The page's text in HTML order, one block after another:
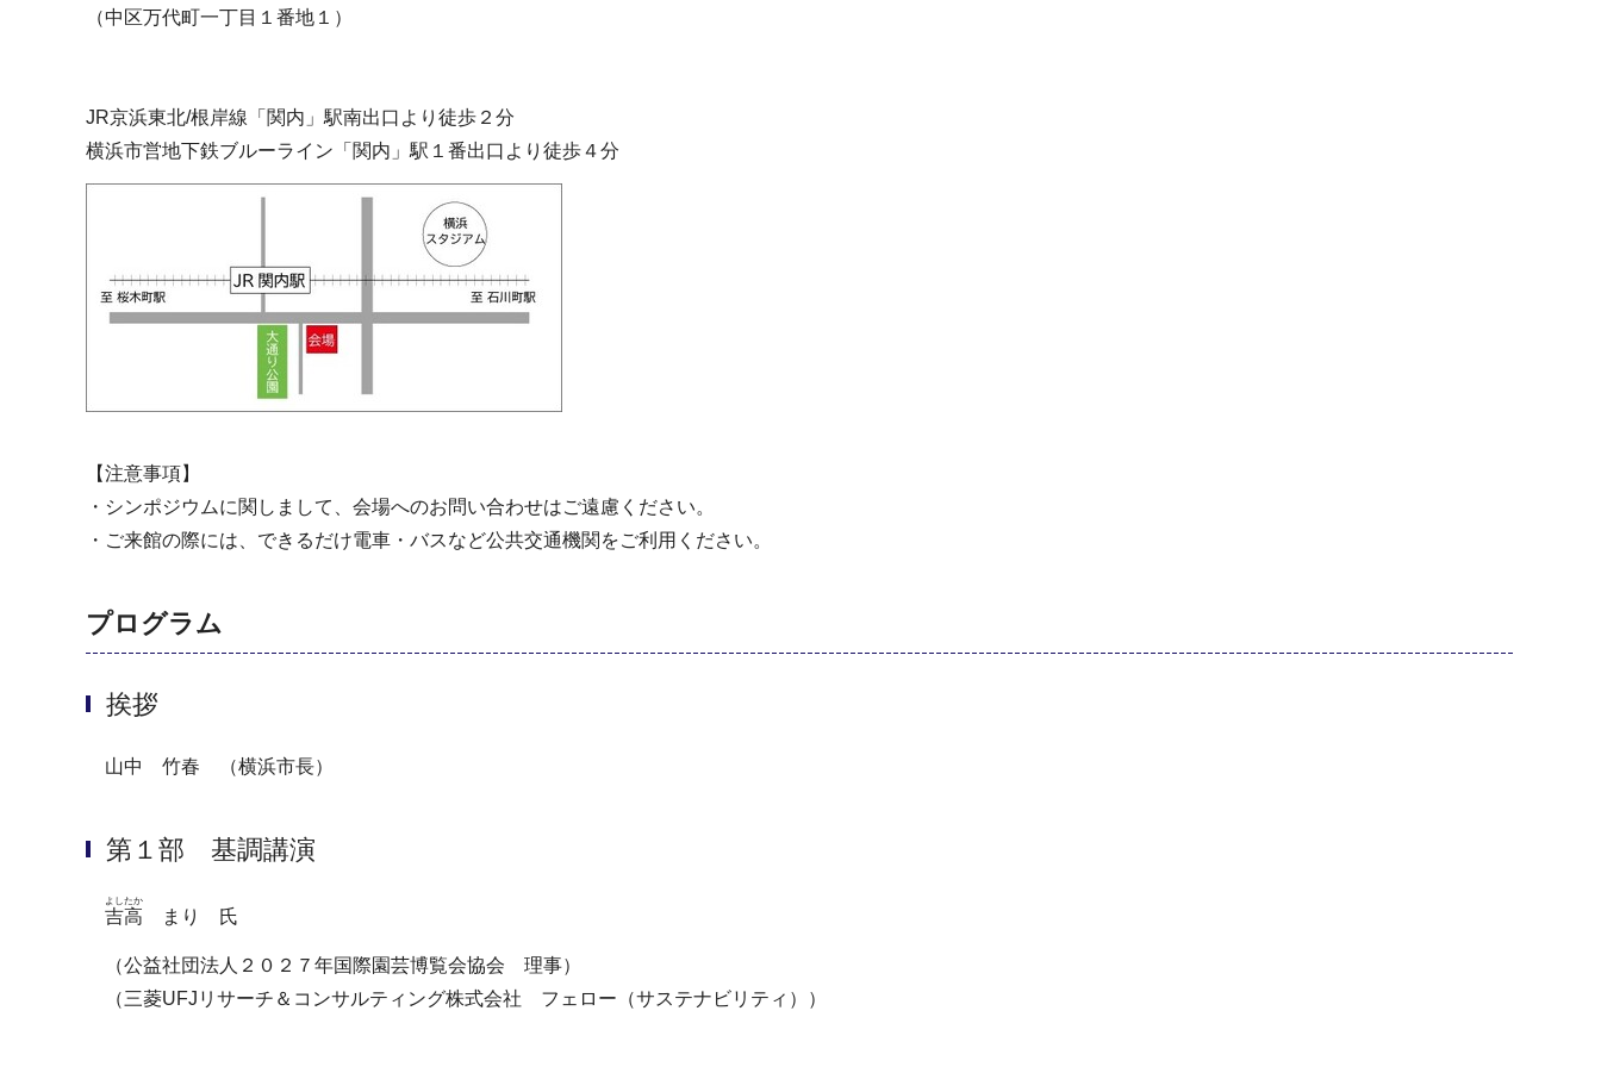
（中区万代町一丁目１番地１）
JR京浜東北/根岸線「関内」駅南出口より徒歩２分
横浜市営地下鉄ブルーライン「関内」駅１番出口より徒歩４分
【注意事項】
・シンポジウムに関しまして、会場へのお問い合わせはご遠慮ください。
・ご来館の際には、できるだけ電車・バスなど公共交通機関をご利用ください。
プログラム
挨拶
山中 竹春 （横浜市長）
第１部 基調講演
吉高
よしたか
まり 氏
（公益社団法人２０２７年国際園芸博覧会協会 理事）
（三菱UFJリサーチ＆コンサルティング株式会社 フェロー（サステナビリティ））